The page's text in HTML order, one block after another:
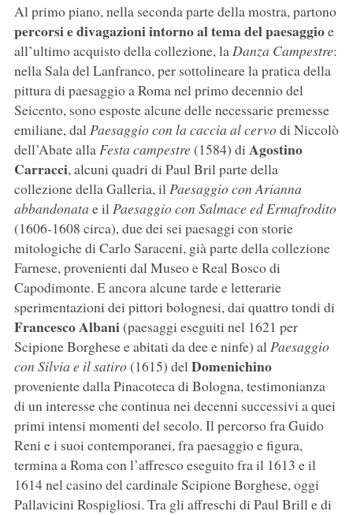
Al primo piano, nella seconda parte della mostra, partono
percorsi e divagazioni intorno al tema del paesaggioe
all’ultimo acquisto della collezione, la Danza Campestre:
nella Sala del Lanfranco, per sottolineare la pratica della
pittura di paesaggio a Roma nel primo decennio del
Seicento, sono esposte alcune delle necessarie premesse
emiliane, dal Paesaggio con la caccia al cervodi Niccolò
dell’Abate alla Festa campestre(1584) di Agostino
Carracci, alcuni quadri di Paul Bril parte della
collezione della Galleria, il Paesaggio con Arianna
abbandonata e il Paesaggio con Salmace ed Ermafrodito
(1606-1608 circa), due dei sei paesaggi con storie
mitologiche di Carlo Saraceni, già parte della collezione
Farnese, provenienti dal Museo e Real Bosco di
Capodimonte. E ancora alcune tarde e letterarie
sperimentazioni dei pittori bolognesi, dai quattro tondi di
Francesco Albani(paesaggi eseguiti nel 1621 per
Scipione Borghese e abitati da dee e ninfe) al Paesaggio
con Silvia e il satiro(1615) del Domenichino
proveniente dalla Pinacoteca di Bologna, testimonianza
di un interesse che continua nei decenni successivi a quei
primi intensi momenti del secolo. Il percorso fra Guido
Reni e i suoi contemporanei, fra paesaggio e figura,
termina a Roma con l’affresco eseguito fra il 1613 e il
1614 nel casino del cardinale Scipione Borghese, oggi
Pallavicini Rospigliosi. Tra gli affreschi di Paul Brill e di